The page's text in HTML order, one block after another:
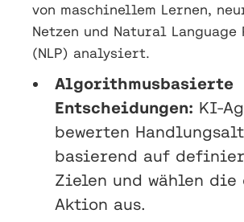
von maschinellem Lernen,
Netzen und Natural Language
(NLP) analysiert.
Algorithmusbasierte
Entscheidungen: KI-
bewerten
basierend auf
Zielen und wählen die
Aktion aus.